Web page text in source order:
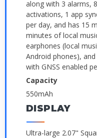
along with 3 alarms,
activations, 1 app
per day, and has 15
minutes of local
earphones (local
Android phones),
with GNSS enabled
Capacity
550mAh
DISPLAY
Ultra-large 2.07"